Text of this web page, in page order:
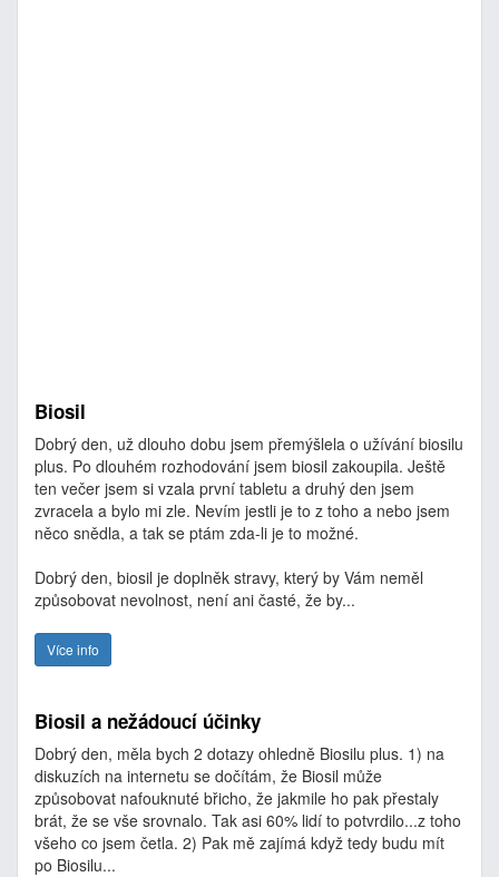
Biosil
Dobrý den, už dlouho dobu jsem přemýšlela o užívání biosilu
plus. Po dlouhém rozhodování jsem biosil zakoupila. Ještě
ten večer jsem si vzala první tabletu a druhý den jsem
zvracela a bylo mi zle. Nevím jestli je to z toho a nebo jsem
něco snědla, a tak se ptám zda-li je to možné.
Dobrý den, biosil je doplněk stravy, který by Vám neměl
způsobovat nevolnost, není ani časté, že by...
Více info
Biosil a nežádoucí účinky
Dobrý den, měla bych 2 dotazy ohledně Biosilu plus. 1) na
diskuzích na internetu se dočítám, že Biosil může
způsobovat nafouknuté břicho, že jakmile ho pak přestaly
brát, že se vše srovnalo. Tak asi 60% lidí to potvrdilo...z toho
všeho co jsem četla. 2) Pak mě zajímá když tedy budu mít
po Biosilu...